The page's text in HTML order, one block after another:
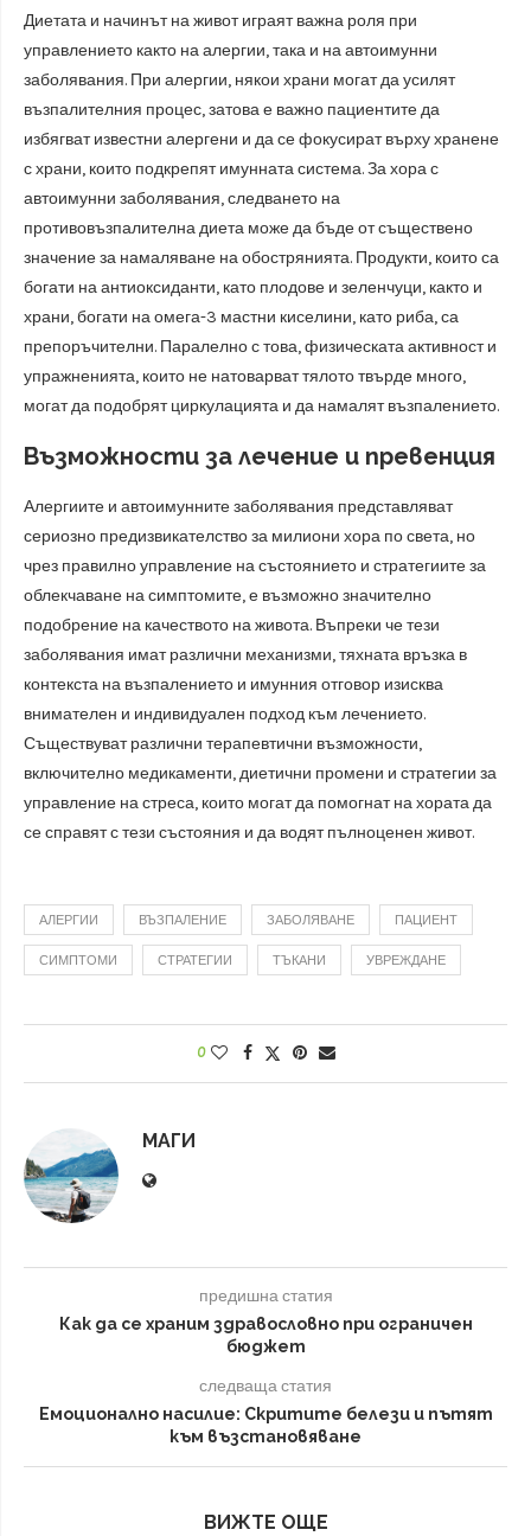
Диетата и начинът на живот играят важна роля при
управлението както на алергии, така и на автоимунни
заболявания. При алергии, някои храни могат да усилят
възпалителния процес, затова е важно пациентите да
избягват известни алергени и да се фокусират върху хранене
с храни, които подкрепят имунната система. За хора с
автоимунни заболявания, следването на
противовъзпалителна диета може да бъде от съществено
значение за намаляване на обострянията. Продукти, които са
богати на антиоксиданти, като плодове и зеленчуци, както и
храни, богати на омега-3 мастни киселини, като риба, са
препоръчителни. Паралелно с това, физическата активност и
упражненията, които не натоварват тялото твърде много,
могат да подобрят циркулацията и да намалят възпалението.
Възможности за лечение и превенция
Алергиите и автоимунните заболявания представляват
сериозно предизвикателство за милиони хора по света, но
чрез правилно управление на състоянието и стратегиите за
облекчаване на симптомите, е възможно значително
подобрение на качеството на живота. Въпреки че тези
заболявания имат различни механизми, тяхната връзка в
контекста на възпалението и имунния отговор изисква
внимателен и индивидуален подход към лечението.
Съществуват различни терапевтични възможности,
включително медикаменти, диетични промени и стратегии за
управление на стреса, които могат да помогнат на хората да
се справят с тези състояния и да водят пълноценен живот.
АЛЕРГИИ ВЪЗПАЛЕНИЕ ЗАБОЛЯВАНЕ ПАЦИЕНТ
СИМПТОМИ СТРАТЕГИИ ТЪКАНИ УВРЕЖДАНЕ
0
МАГИ
предишна статия
Как да се храним здравословно при ограничен
бюджет
следваща статия
Емоционално насилие: Скритите белези и пътят
към възстановяване
ВИЖТЕ ОЩЕ